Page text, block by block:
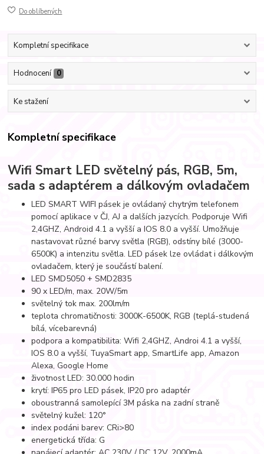
Do oblíbených
Kompletní specifikace
Hodnocení 0
Ke stažení
Kompletní specifikace
Wifi Smart LED světelný pás, RGB, 5m,
sada s adaptérem a dálkovým ovladačem
LED SMART WIFI pásek je ovládaný chytrým telefonem
pomocí aplikace v ČJ, AJ a dalších jazycích. Podporuje Wifi
2,4GHZ, Android 4.1 a vyšší a IOS 8.0 a vyšší. Umožňuje
nastavovat různé barvy světla (RGB), odstíny bílé (3000-
6500K) a intenzitu světla. LED pásek lze ovládat i dálkovým
ovladačem, který je součástí balení.
LED SMD5050 + SMD2835
90 x LED/m, max. 20W/5m
světelný tok max. 200lm/m
teplota chromatičnosti: 3000K-6500K, RGB (teplá-studená
bílá, vícebarevná)
podpora a kompatibilita: Wifi 2,4GHZ, Androi 4.1 a vyšší,
IOS 8.0 a vyšší, TuyaSmart app, SmartLife app, Amazon
Alexa, Google Home
životnost LED: 30.000 hodin
krytí: IP65 pro LED pásek, IP20 pro adaptér
oboustranná samolepící 3M páska na zadní straně
světelný kužel: 120°
index podáni barev: CRi>80
energetická třída: G